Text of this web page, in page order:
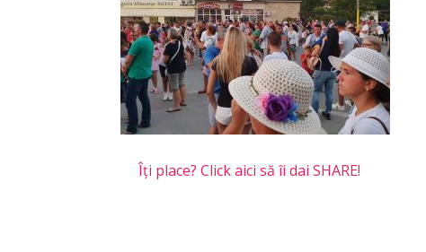
Îți place? Click aici să îi dai SHARE!